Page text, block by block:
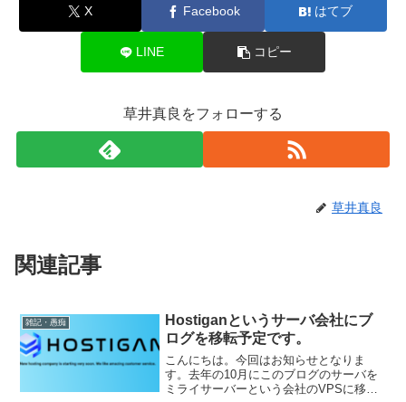
X Facebook はてブ
LINE コピー
草井真良をフォローする
草井真良
関連記事
雑記・愚痴
Hostiganというサーバ会社にブ
ログを移転予定です。
こんにちは。今回はお知らせとなりま
す。去年の10月にこのブログのサーバを
ミライサーバーという会社のVPSに移転